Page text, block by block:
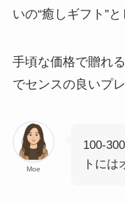
いの“癒しギフト”
手頃な価格で贈れ
でセンスの良いプ
Moe
100-
トには